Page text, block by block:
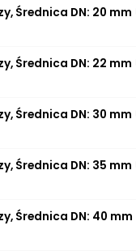
Średnica DN: 20 mm
Średnica DN: 22 mm
Średnica DN: 30 mm
Średnica DN: 35 mm
Średnica DN: 40 mm